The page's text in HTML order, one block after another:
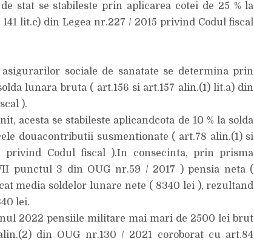
stat se stabileste prin aplicarea cotei de 25 % la
lit.c) din Legea nr.227 / 2015 privind Codul fiscal
sociale de sanatate se determina prin
lunara bruta ( art.156 si art.157 alin.(1) lit.a) din
).
acesta se stabileste aplicandcota de 10 % la solda
douacontributii susmentionate ( art.78 alin.(1) si
Codul fiscal ).In consecinta, prin prisma
punctul 3 din OUG nr.59 / 2017 ) pensia neta (
media soldelor lunare nete ( 8340 lei ), rezultand
lei.
2022 pensiile militare mai mari de 2500 lei brut
din OUG nr.130 / 2021 coroborat cu art.84